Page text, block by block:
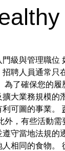
級與管理職位
聘人員通常只
為了確保您的
擴大業務規模的
可圖的事業。
外，有些活動
遵守當地法規的
相同的食物。